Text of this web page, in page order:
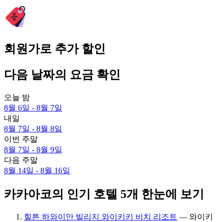
회원가로 추가 할인
다음 날짜의 요금 확인
오늘 밤
8월 6일 - 8월 7일
내일
8월 7일 - 8월 8일
이번 주말
8월 7일 - 8월 9일
다음 주말
8월 14일 - 8월 16일
카카아코의 인기 호텔 5개 한눈에 보기
힐튼 하와이안 빌리지 와이키키 비치 리조트 — 와이키